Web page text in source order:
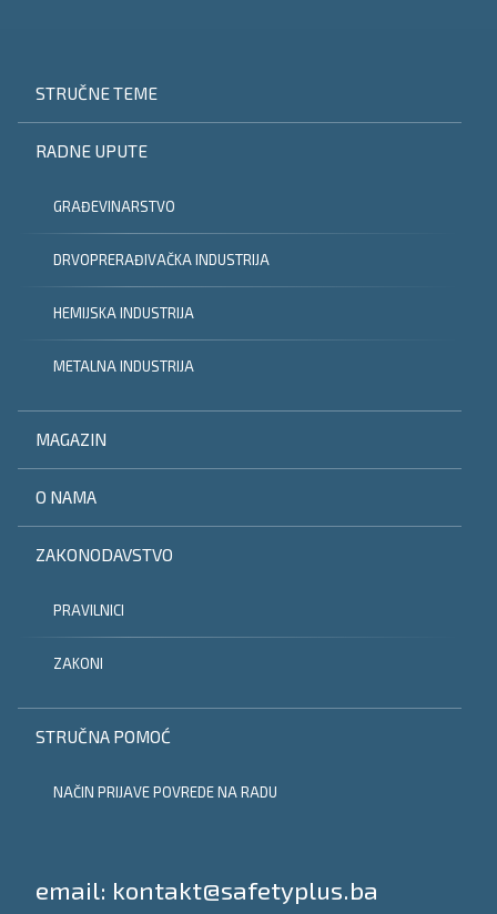
STRUČNE TEME
RADNE UPUTE
GRAĐEVINARSTVO
DRVOPRERAĐIVAČKA INDUSTRIJA
HEMIJSKA INDUSTRIJA
METALNA INDUSTRIJA
MAGAZIN
O NAMA
ZAKONODAVSTVO
PRAVILNICI
ZAKONI
STRUČNA POMOĆ
NAČIN PRIJAVE POVREDE NA RADU
Tel:
email: kontakt@safetyplus.ba